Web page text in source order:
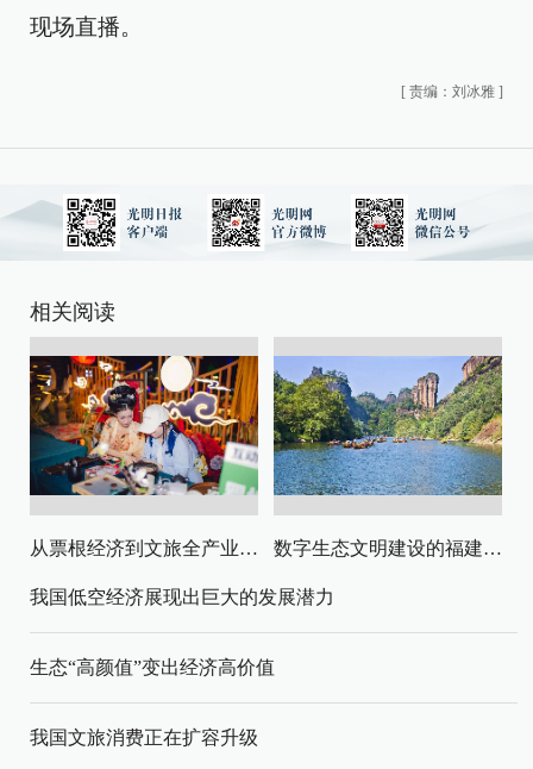
现场直播。
[ 责编：刘冰雅 ]
相关阅读
从票根经济到文旅全产业链升级 数字生态文明建设的福建路径与启示
我国低空经济展现出巨大的发展潜力
生态“高颜值”变出经济高价值
我国文旅消费正在扩容升级